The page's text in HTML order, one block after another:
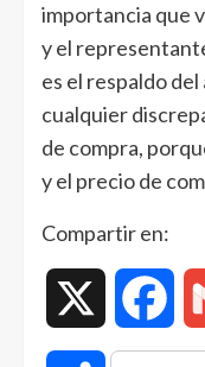
importancia que
y el
es el respaldo
cualquier
de compra,
y el precio de
Compartir en: